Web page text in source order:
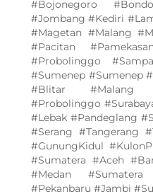
#Bojonegoro
#Jombang #Kediri
#Magetan #Malang
#Pacitan
#Probolinggo
#Sumenep #Sumenep
#Blitar #Malang
#Probolinggo
#Lebak #Pandeglang
#Serang #Tangerang
#GunungKidul
#Sumatera #Aceh
#Medan
#Pekanbaru #Jambi